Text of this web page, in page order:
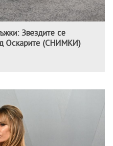
Звездите се
Оскарите (СНИМКИ)